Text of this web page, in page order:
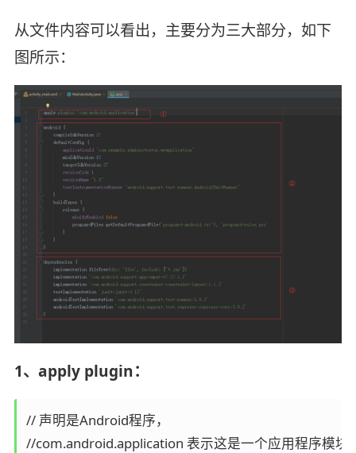
从文件内容可以看出，主要分为三大部分，如下
图所示：
1、apply plugin：
// 声明是Android程序，
//com.android.application 表示这是一个应用程序模块